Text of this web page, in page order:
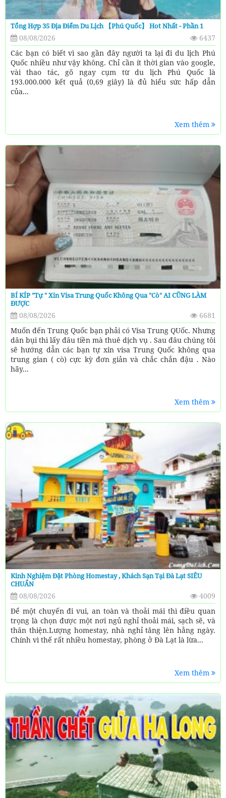
Tổng Hợp 35 Địa Điểm Du Lịch 【Phú Quốc】 Hot Nhất - Phần 1
08/08/2026
6437
Các bạn có biết vì sao gần đây người ta lại đi du lịch Phú
Quốc nhiều như vậy không. Chỉ cần ít thời gian vào google,
vài thao tác, gõ ngay cụm từ du lịch Phú Quốc là
193.000.000 kết quả (0,69 giây) là đủ hiểu sức hấp dẫn
của...
Xem thêm
BÍ KÍP "Tự " Xin Visa Trung Quốc Không Qua "cò" AI CŨNG LÀM
ĐƯỢC
08/08/2026
6681
Muốn đến Trung Quốc bạn phải có Visa Trung QUốc. Nhưng
dân bụi thì lấy đâu tiền mà thuê dịch vụ . Sau đâu chúng tôi
sẽ hướng dẫn các bạn tự xin visa Trung Quốc không qua
trung gian ( cò) cực kỳ đơn giản và chắc chắn đậu . Nào
hãy...
Xem thêm
Kinh Nghiệm Đặt Phòng Homestay , Khách Sạn Tại Đà Lạt SIÊU
CHUẨN
08/08/2026
4009
Để một chuyến đi vui, an toàn và thoải mái thì điều quan
trọng là chọn được một nơi ngủ nghỉ thoải mái, sạch sẽ, và
thân thiện.Lượng homestay, nhà nghỉ tăng lên hằng ngày.
Chính vì thế rất nhiều homestay, phòng ở Đà Lạt là lừa...
Xem thêm